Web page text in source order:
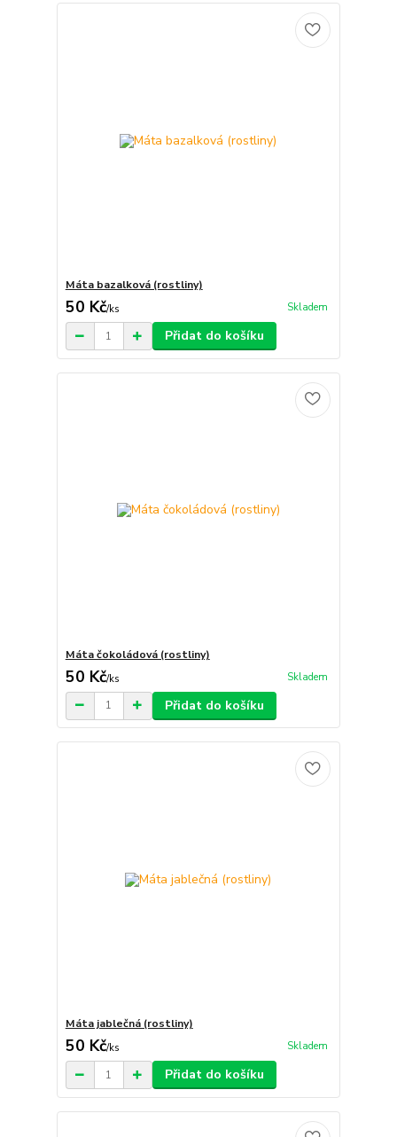
Máta bazalková (rostliny)
50 Kč/ks Skladem
Přidat do košíku
Máta čokoládová (rostliny)
50 Kč/ks Skladem
Přidat do košíku
Máta jablečná (rostliny)
50 Kč/ks Skladem
Přidat do košíku